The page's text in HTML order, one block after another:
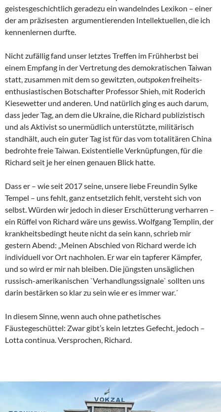
geistesgeschichtlich geradezu ein wandelndes Lexikon – einer
der am präzisesten argumentierenden Intellektuellen, die ich
kennenlernen durfte.
Nicht zufällig fand unser letztes Treffen im Frühherbst bei
einem Empfang in der Vertretung des demokratischen Taiwan
statt, zusammen mit dem so gewitzten,outspokenfreiheits-
enthusiastischen Botschafter Professor Shieh, mit Roderich
Kiesewetter und anderen. Und natürlich ging es auch darum,
dass jeder Tag, an dem die Ukraine, die Richard publizistisch
und als Aktivist so unermüdlich unterstützte, militärisch
standhält, auch ein guter Tag ist für das vom totalitären China
bedrohte freie Taiwan. Existentielle Verknüpfungen, für die
Richard seit je her einen genauen Blick hatte.
Dass er – wie seit 2017 seine, unsere liebe Freundin Sylke
Tempel – uns fehlt, ganz entsetzlich fehlt, versteht sich von
selbst. Würden wir jedoch in dieser Erschütterung verharren –
ein Rüffel von Richard wäre uns gewiss. Wolfgang Templin, der
krankheitsbedingt heute nicht da sein kann, schrieb mir
gestern Abend: „Meinen Abschied von Richard werde ich
individuell vor Ort nachholen. Er war ein tapferer Kämpfer,
und so wird er mir nah bleiben. Die jüngsten unsäglichen
russisch-amerikanischen `Verhandlungssignale` sollten uns
darin bestärken so klar zu sein wie er es immer war.´
In diesem Sinne, wenn auch ohne pathetisches
Fäustegeschüttel: Zwar gibt’s kein letztes Gefecht, jedoch –
Lotta continua. Versprochen, Richard.